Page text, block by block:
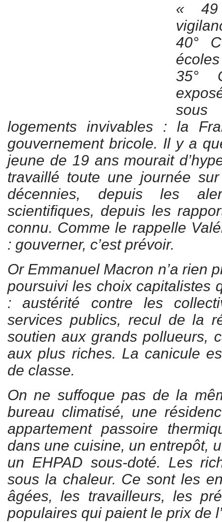
« 49
40°
35°
logements invivables : la
gouvernement bricole. Il y a
jeune de 19 ans mourait
travaillé toute une journée
décennies, depuis les
scientifiques, depuis les
connu. Comme le rappelle
: gouverner, c’est prévoir.
Or Emmanuel Macron n’a rien
poursuivi les choix capitalistes
: austérité contre les
services publics, recul de la
soutien aux grands pollueurs,
aux plus riches. La canicule
de classe.
On ne suffoque pas de la
bureau climatisé, une
appartement passoire
dans une cuisine, un entrepôt,
un EHPAD sous-doté. Les
sous la chaleur. Ce sont les
âgées, les travailleurs, les
populaires qui paient le prix de